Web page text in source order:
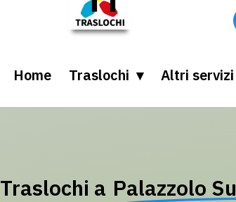
Home Traslochi Altri servizi
Traslochi a Palazzolo